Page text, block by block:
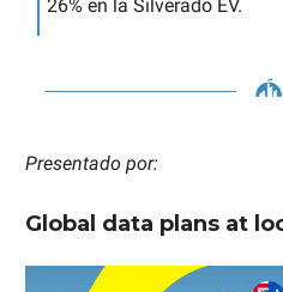
26% en la Silverado EV.
Presentado por:
Global data plans at